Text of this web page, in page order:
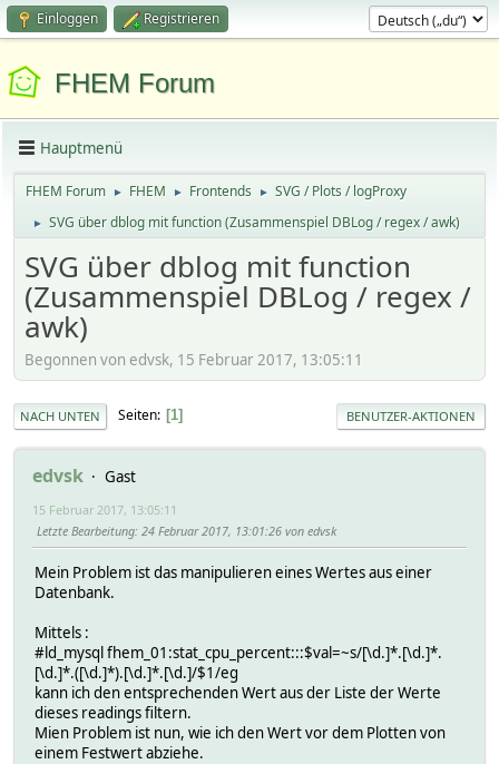
Einloggen Registrieren
FHEM Forum
Hauptmenü
FHEM Forum ► FHEM ► Frontends ► SVG / Plots / logProxy
► SVG über dblog mit function (Zusammenspiel DBLog / regex / awk)
SVG über dblog mit function
(Zusammenspiel DBLog / regex /
awk)
Begonnen von edvsk, 15 Februar 2017, 13:05:11
NACH UNTEN Seiten 1 BENUTZER-AKTIONEN
edvsk Gast
15 Februar 2017, 13:05:11
Letzte Bearbeitung: 24 Februar 2017, 13:01:26 von edvsk
Mein Problem ist das manipulieren eines Wertes aus einer
Datenbank.
Mittels :
#ld_mysql fhem_01:stat_cpu_percent:::$val=~s/[\d.]*.[\d.]*.
[\d.]*.([\d.]*).[\d.]*.[\d.]/$1/eg
kann ich den entsprechenden Wert aus der Liste der Werte
dieses readings filtern.
Mien Problem ist nun, wie ich den Wert vor dem Plotten von
einem Festwert abziehe.